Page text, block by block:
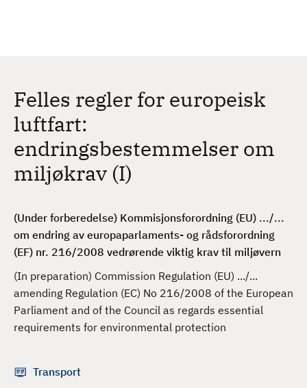
Felles regler for europeisk
luftfart:
endringsbestemmelser om
miljøkrav (I)
(Under forberedelse) Kommisjonsforordning (EU) .../...
om endring av europaparlaments- og rådsforordning
(EF) nr. 216/2008 vedrørende viktig krav til miljøvern
(In preparation) Commission Regulation (EU) .../...
amending Regulation (EC) No 216/2008 of the European
Parliament and of the Council as regards essential
requirements for environmental protection
Transport